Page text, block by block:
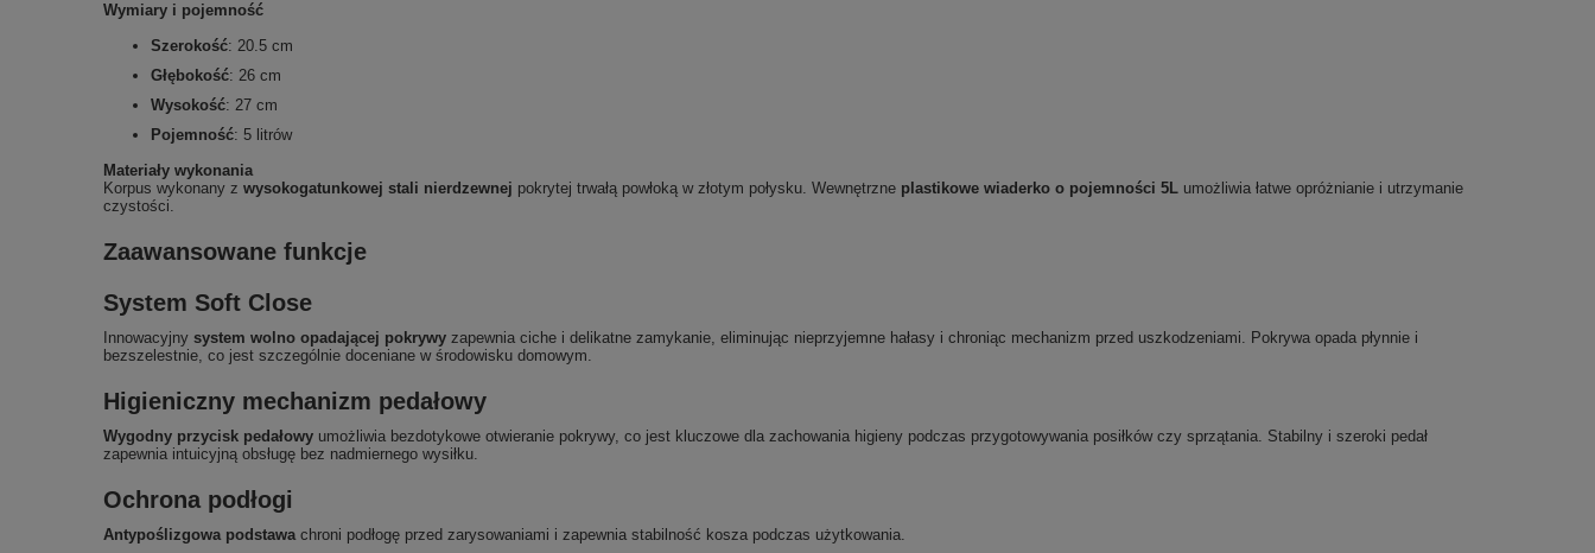
Wymiary i pojemność
Szerokość: 20.5 cm
Głębokość: 26 cm
Wysokość: 27 cm
Pojemność: 5 litrów
Materiały wykonania
Korpus wykonany z wysokogatunkowej stali nierdzewnej pokrytej trwałą powłoką w złotym połysku. Wewnętrzne plastikowe wiaderko o pojemności 5L umożliwia łatwe opróżnianie i utrzymanie
czystości.
Zaawansowane funkcje
System Soft Close
Innowacyjny system wolno opadającej pokrywy zapewnia ciche i delikatne zamykanie, eliminując nieprzyjemne hałasy i chroniąc mechanizm przed uszkodzeniami. Pokrywa opada płynnie i
bezszelestnie, co jest szczególnie doceniane w środowisku domowym.
Higieniczny mechanizm pedałowy
Wygodny przycisk pedałowy umożliwia bezdotykowe otwieranie pokrywy, co jest kluczowe dla zachowania higieny podczas przygotowywania posiłków czy sprzątania. Stabilny i szeroki pedał
zapewnia intuicyjną obsługę bez nadmiernego wysiłku.
Ochrona podłogi
Antypoślizgowa podstawa chroni podłogę przed zarysowaniami i zapewnia stabilność kosza podczas użytkowania.